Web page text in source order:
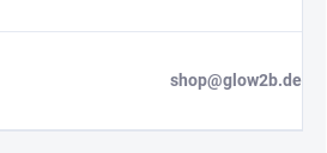
shop@glow2b.de